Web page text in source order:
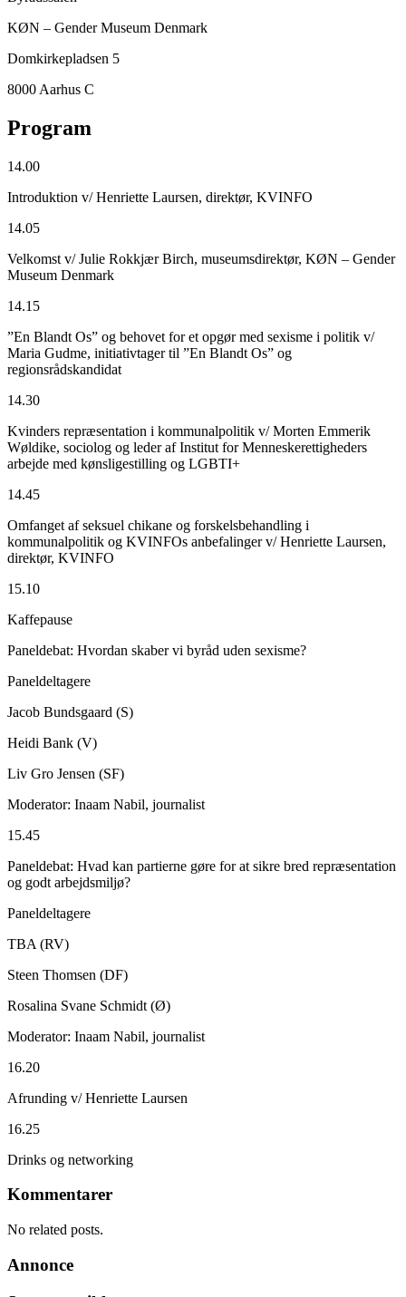
KØN – Gender Museum Denmark
Domkirkepladsen 5
8000 Aarhus C
Program
14.00
Introduktion v/ Henriette Laursen, direktør, KVINFO
14.05
Velkomst v/ Julie Rokkjær Birch, museumsdirektør, KØN – Gender
Museum Denmark
14.15
”En Blandt Os” og behovet for et opgør med sexisme i politik v/
Maria Gudme, initiativtager til ”En Blandt Os” og
regionsrådskandidat
14.30
Kvinders repræsentation i kommunalpolitik v/ Morten Emmerik
Wøldike, sociolog og leder af Institut for Menneskerettigheders
arbejde med kønsligestilling og LGBTI+
14.45
Omfanget af seksuel chikane og forskelsbehandling i
kommunalpolitik og KVINFOs anbefalinger v/ Henriette Laursen,
direktør, KVINFO
15.10
Kaffepause
Paneldebat: Hvordan skaber vi byråd uden sexisme?
Paneldeltagere
Jacob Bundsgaard (S)
Heidi Bank (V)
Liv Gro Jensen (SF)
Moderator: Inaam Nabil, journalist
15.45
Paneldebat: Hvad kan partierne gøre for at sikre bred repræsentation
og godt arbejdsmiljø?
Paneldeltagere
TBA (RV)
Steen Thomsen (DF)
Rosalina Svane Schmidt (Ø)
Moderator: Inaam Nabil, journalist
16.20
Afrunding v/ Henriette Laursen
16.25
Drinks og networking
Kommentarer
No related posts.
Annonce